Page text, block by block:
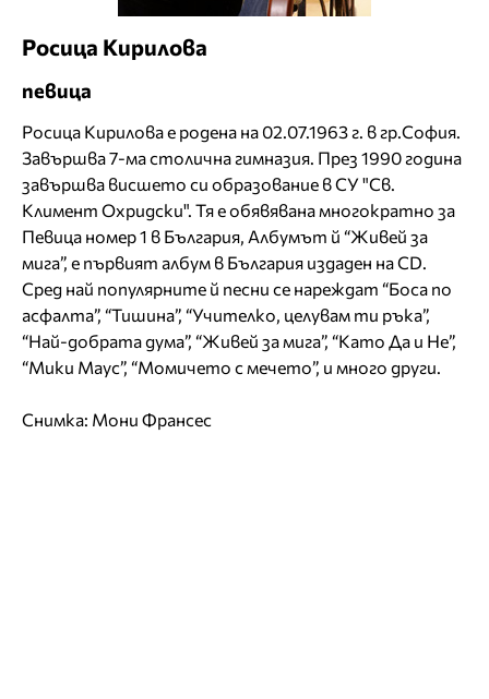
Росица Кирилова
певица
Росица Кирилова е родена на 02.07.1963 г. в гр.София.
Завършва 7-ма столична гимназия. През 1990 година
завършва висшето си образование в СУ "Св.
Климент Охридски". Тя е обявявана многократно за
Певица номер 1 в България, Албумът й “Живей за
мига”, е първият албум в България издаден на CD.
Сред най популярните й песни се нареждат “Боса по
асфалта”, “Тишина”, “Учителко, целувам ти ръка”,
“Най-добрата дума”, “Живей за мига”, “Като Да и Не”,
“Мики Маус”, “Момичето с мечето”, и много други.
Снимка: Мони Франсес